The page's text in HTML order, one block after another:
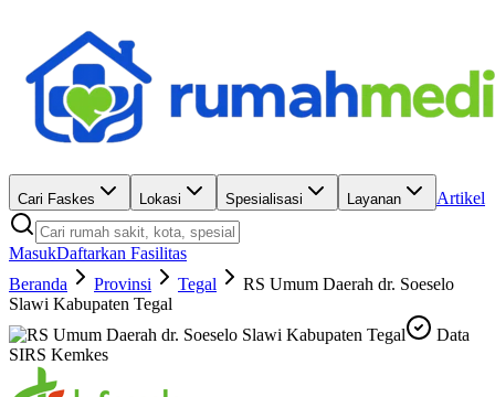
Cari Faskes Lokasi Spesialisasi Layanan Artikel
MasukDaftarkan Fasilitas
Beranda
Provinsi Tegal
RS Umum Daerah dr. Soeselo
Slawi Kabupaten Tegal
Data
SIRS Kemkes